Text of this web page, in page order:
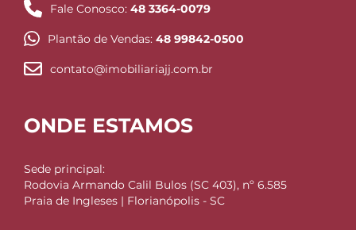
Fale Conosco: 48 3364-0079
Plantão de Vendas: 48 99842-0500
contato@imobiliariajj.com.br
ONDE ESTAMOS
Sede principal:
Rodovia Armando Calil Bulos (SC 403), nº 6.585
Praia de Ingleses | Florianópolis - SC